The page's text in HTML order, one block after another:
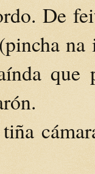
De